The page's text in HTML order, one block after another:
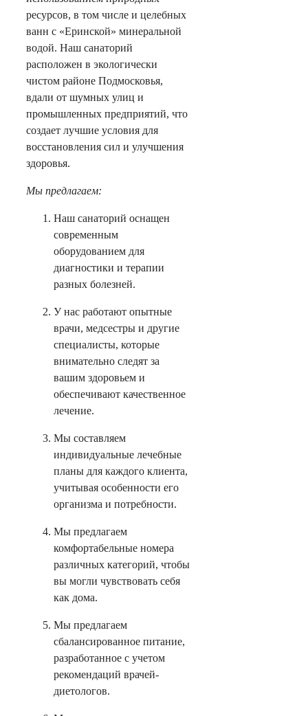
ресурсов, в том числе и целебных
ванн с «Еринской» минеральной
водой. Наш санаторий
расположен в экологически
чистом районе Подмосковья,
вдали от шумных улиц и
промышленных предприятий, что
создает лучшие условия для
восстановления сил и улучшения
здоровья.
Мы предлагаем:
Наш санаторий оснащен
современным
оборудованием для
диагностики и терапии
разных болезней.
У нас работают опытные
врачи, медсестры и другие
специалисты, которые
внимательно следят за
вашим здоровьем и
обеспечивают качественное
лечение.
Мы составляем
индивидуальные лечебные
планы для каждого клиента,
учитывая особенности его
организма и потребности.
Мы предлагаем
комфортабельные номера
различных категорий, чтобы
вы могли чувствовать себя
как дома.
Мы предлагаем
сбалансированное питание,
разработанное с учетом
рекомендаций врачей-
диетологов.